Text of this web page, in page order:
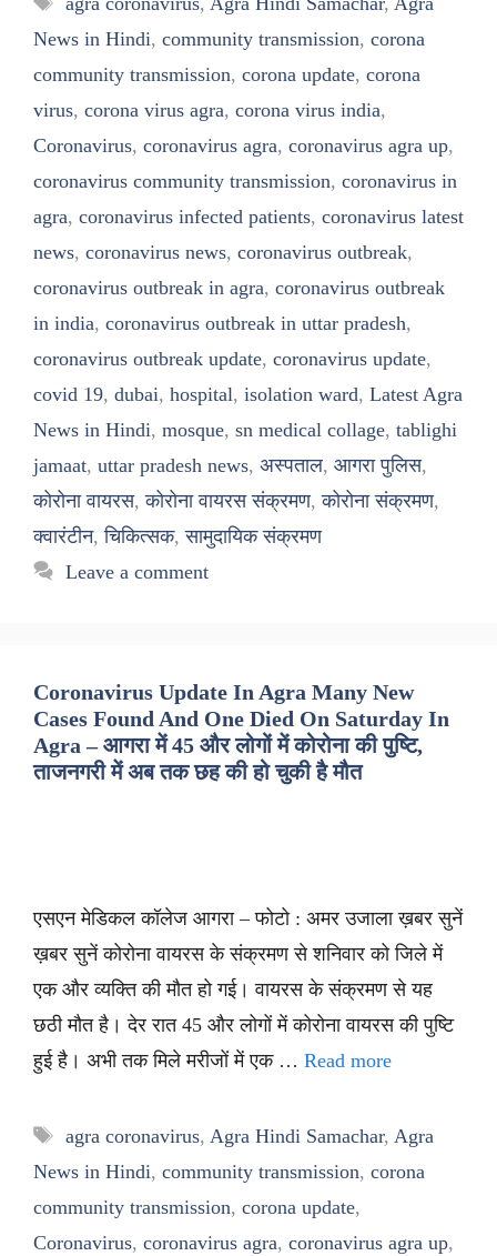
News in Hindi, community transmission, corona
community transmission, corona update, corona
virus, corona virus agra, corona virus india,
Coronavirus, coronavirus agra, coronavirus agra up,
coronavirus community transmission, coronavirus in
agra, coronavirus infected patients, coronavirus latest
news, coronavirus news, coronavirus outbreak,
coronavirus outbreak in agra, coronavirus outbreak
in india, coronavirus outbreak in uttar pradesh,
coronavirus outbreak update, coronavirus update,
covid 19, dubai, hospital, isolation ward, Latest Agra
News in Hindi, mosque, sn medical collage, tablighi
jamaat, uttar pradesh news, अस्पताल, आगरा पुलिस,
कोरोना वायरस,कोरोना वायरस संक्रमण,कोरोना संक्रमण,
क्वारंटीन,चिकित्सक,सामुदायिक संक्रमण
Leave a comment
Coronavirus Update In Agra Many New
Cases Found And One Died On Saturday In
Agra – आगरा में 45 और लोगों में कोरोना की पुष्टि,
ताजनगरी में अब तक छह की हो चुकी है मौत
एसएन मेडिकल कॉलेज आगरा – फोटो : अमर उजाला ख़बर सुनें
ख़बर सुनें कोरोना वायरस के संक्रमण से शनिवार को जिले में
एक और व्यक्ति की मौत हो गई। वायरस के संक्रमण से यह
छठी मौत है। देर रात 45 और लोगों में कोरोना वायरस की पुष्टि
हुई है। अभी तक मिले मरीजों में एक … Read more
Tags
agra coronavirus, Agra Hindi Samachar, Agra
News in Hindi, community transmission, corona
community transmission, corona update,
Coronavirus, coronavirus agra, coronavirus agra up,